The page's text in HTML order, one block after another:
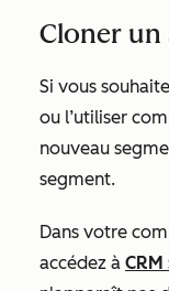
Cloner un
Si vous
ou l’utiliser
nouveau
segment.
Dans votre
accédez à CRM